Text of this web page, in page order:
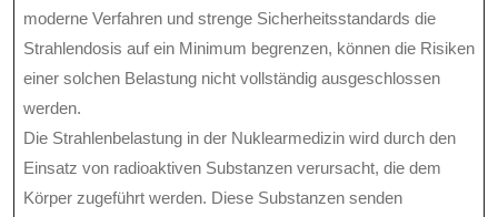
moderne Verfahren und strenge Sicherheitsstandards die
Strahlendosis auf ein Minimum begrenzen, können die Risiken
einer solchen Belastung nicht vollständig ausgeschlossen
werden.
Die Strahlenbelastung in der Nuklearmedizin wird durch den
Einsatz von radioaktiven Substanzen verursacht, die dem
Körper zugeführt werden. Diese Substanzen senden